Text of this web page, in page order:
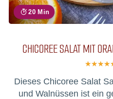
20 Min
CHICOREE SALAT MIT
Dieses Chicoree Salat
und Walnüssen ist ein